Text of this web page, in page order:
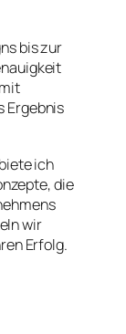
bis zur
Ergebnis
ich
die
wir
Erfolg.